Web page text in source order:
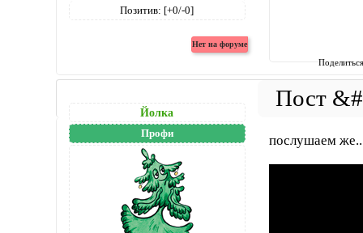
Позитив: [+0/-0]
Йолка
Профи послушаем же..